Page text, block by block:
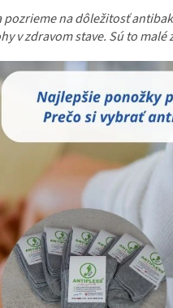
pozrieme na dôležitosť
v zdravom stave. Sú to